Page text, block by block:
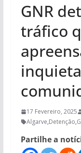
GNR
tráfico
17 Fevereiro, 2025
Algarve,Detenção,
Partilhe a